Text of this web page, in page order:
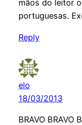
mãos do leitor
portuguesas.
Reply
elo
18/03/2013
BRAVO BRAVO